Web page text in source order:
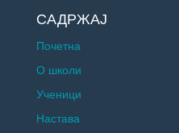
САДРЖАЈ
Почетна
О школи
Ученици
Настава